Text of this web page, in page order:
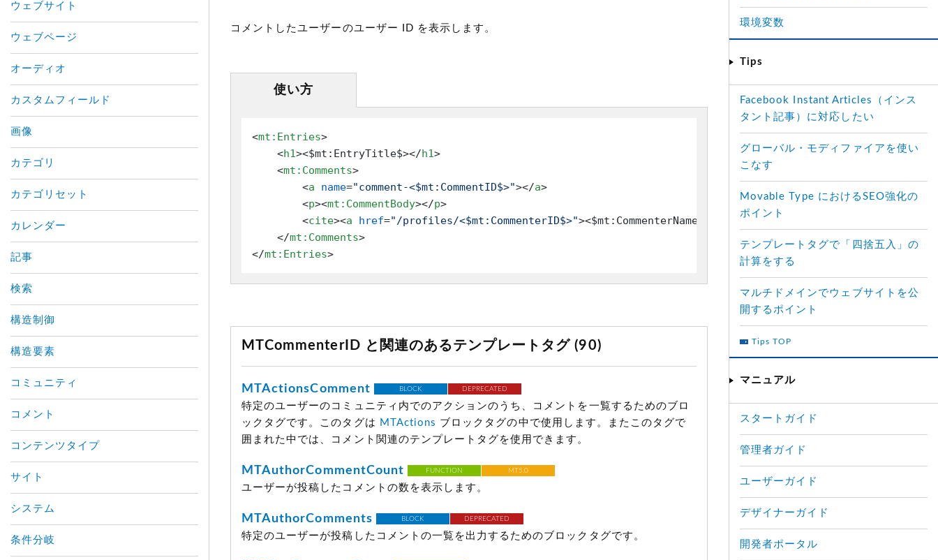
コメントしたユーザーのユーザー ID を表示します。
使い方
<mt:Entries>
<h1><$mt:EntryTitle$></h1>
<mt:Comments>
<a name="comment-<$mt:CommentID$>"></a>
<p><mt:CommentBody></p>
<cite><a href="/profiles/<$mt:CommenterID$>"><$mt:CommenterName$> </cite
>
</mt:Comments>
</mt:Entries>
MTCommenterID と関連のあるテンプレートタグ (90)
MTActionsComment BLOCK DEPRECATED
特定のユーザーのコミュニティ内でのアクションのうち、コメントを一覧するためのブロ
ックタグです。このタグは MTActions ブロックタグの中で使用します。またこのタグで
囲まれた中では、コメント関連のテンプレートタグを使用できます。
MTAuthorCommentCount FUNCTION MT5.0
ユーザーが投稿したコメントの数を表示します。
MTAuthorComments BLOCK DEPRECATED
特定のユーザーが投稿したコメントの一覧を出力するためのブロックタグです。
ウェブサイト
ウェブページ
オーディオ
カスタムフィールド
画像
カテゴリ
カテゴリセット
カレンダー
記事
検索
構造制御
構造要素
コミュニティ
コメント
コンテンツタイプ
サイト
システム
条件分岐
環境変数
Tips
Facebook Instant Articles（インス
タント記事）に対応したい
グローバル・モディファイアを使い
こなす
Movable Type におけるSEO強化の
ポイント
テンプレートタグで「四捨五入」の
計算をする
マルチドメインでウェブサイトを公
開するポイント
Tips TOP
マニュアル
スタートガイド
管理者ガイド
ユーザーガイド
デザイナーガイド
開発者ポータル